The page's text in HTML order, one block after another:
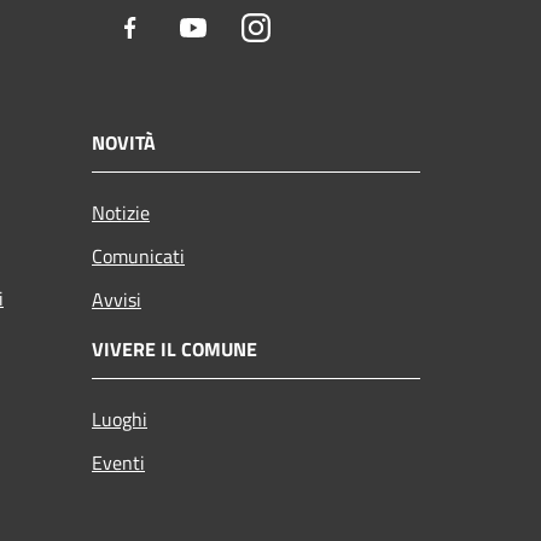
Facebook YoutubeInstagram
NOVITÀ
Notizie
Comunicati
Avvisi
VIVERE IL COMUNE
Luoghi
Eventi